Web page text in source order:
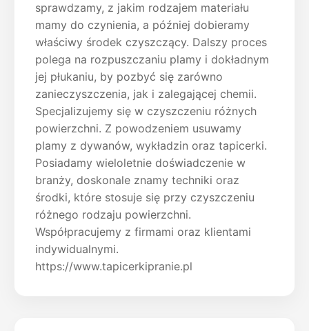
sprawdzamy, z jakim rodzajem materiału
mamy do czynienia, a później dobieramy
właściwy środek czyszczący. Dalszy proces
polega na rozpuszczaniu plamy i dokładnym
jej płukaniu, by pozbyć się zarówno
zanieczyszczenia, jak i zalegającej chemii.
Specjalizujemy się w czyszczeniu różnych
powierzchni. Z powodzeniem usuwamy
plamy z dywanów, wykładzin oraz tapicerki.
Posiadamy wieloletnie doświadczenie w
branży, doskonale znamy techniki oraz
środki, które stosuje się przy czyszczeniu
różnego rodzaju powierzchni.
Współpracujemy z firmami oraz klientami
indywidualnymi.
https://www.tapicerkipranie.pl